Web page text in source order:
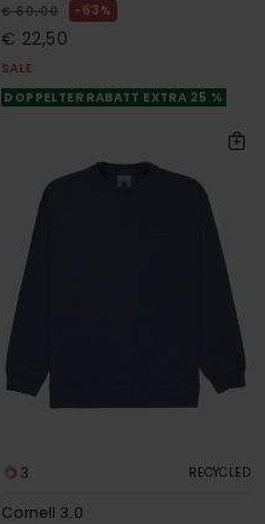
€ 60,00 63%
€ 22,50
SALE
DOPPELTER RABATT EXTRA 25 %
3 RECYCLED
Cornell 3.0